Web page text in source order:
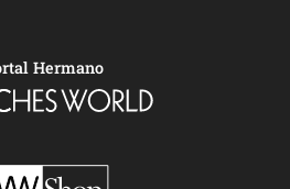
Hermano